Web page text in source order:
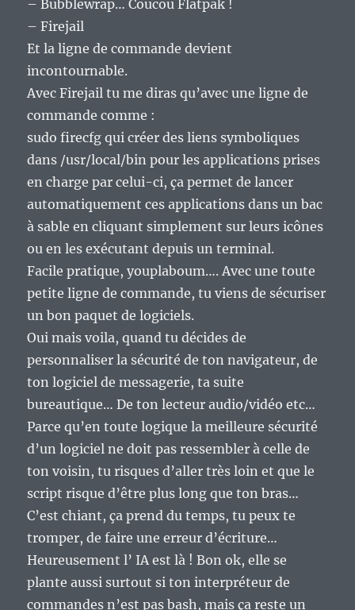
– Bubblewrap… Coucou Flatpak !
– Firejail
Et la ligne de commande devient
incontournable.
Avec Firejail tu me diras qu’avec une ligne de
commande comme :
sudo firecfg qui créer des liens symboliques
dans /usr/local/bin pour les applications prises
en charge par celui-ci, ça permet de lancer
automatiquement ces applications dans un bac
à sable en cliquant simplement sur leurs icônes
ou en les exécutant depuis un terminal.
Facile pratique, youplaboum…. Avec une toute
petite ligne de commande, tu viens de sécuriser
un bon paquet de logiciels.
Oui mais voila, quand tu décides de
personnaliser la sécurité de ton navigateur, de
ton logiciel de messagerie, ta suite
bureautique… De ton lecteur audio/vidéo etc…
Parce qu’en toute logique la meilleure sécurité
d’un logiciel ne doit pas ressembler à celle de
ton voisin, tu risques d’aller très loin et que le
script risque d’être plus long que ton bras…
C’est chiant, ça prend du temps, tu peux te
tromper, de faire une erreur d’écriture…
Heureusement l’ IA est là ! Bon ok, elle se
plante aussi surtout si ton interpréteur de
commandes n’est pas bash, mais ça reste un